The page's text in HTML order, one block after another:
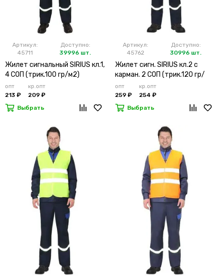
Артикул:
45711
Доступно:
39996 шт.
Жилет сигнальный SIRIUS кл.1,
4 СОП (трик.100 гр/м2)
лимонный
опт
213 ₽
кр.опт
209 ₽
Выбрать
Артикул:
45762
Доступно:
30996 шт.
Жилет сигн. SIRIUS кл.2 с
карман. 2 СОП (трик.120 гр/
м2)
опт
259 ₽
кр.опт
254 ₽
Выбрать